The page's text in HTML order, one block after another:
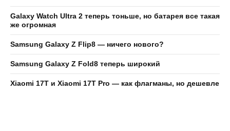
Galaxy Watch Ultra 2 теперь тоньше, но батарея все такая
же огромная
Samsung Galaxy Z Flip8 — ничего нового?
Samsung Galaxy Z Fold8 теперь широкий
Xiaomi 17T и Xiaomi 17T Pro — как флагманы, но дешевле